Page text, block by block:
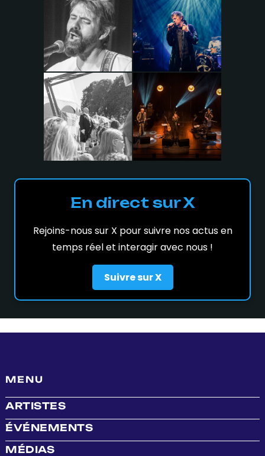
En direct sur X
Rejoins-nous sur X pour suivre nos actus en
temps réel et interagir avec nous !
Suivre sur X
MENU
ARTISTES
ÉVÉNEMENTS
MÉDIAS